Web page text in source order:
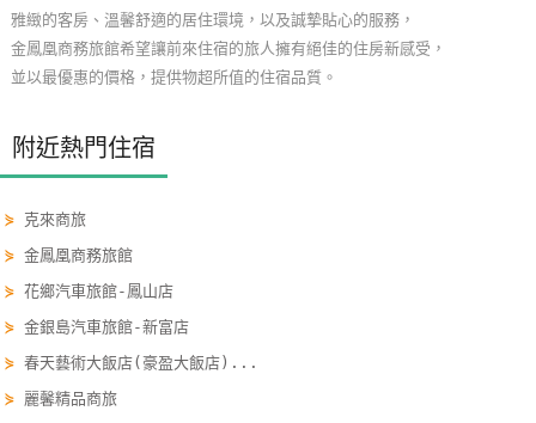
顧
客
務
顧
客
滿
度
雅緻的客房、溫馨舒適的居住環境，以及誠摯貼心的服務，
金鳳凰商務旅館希望讓前來住宿的旅人擁有絕佳的住房新感受，
並以最優惠的價格，提供物超所值的住宿品質。
附近熱門住宿
⋟ 克來商旅
⋟金鳳凰商務旅館
⋟花鄉汽車旅館-鳳山店
⋟金銀島汽車旅館-新富店
⋟春天藝術大飯店(豪盈大飯店)...
⋟ 麗馨精品商旅